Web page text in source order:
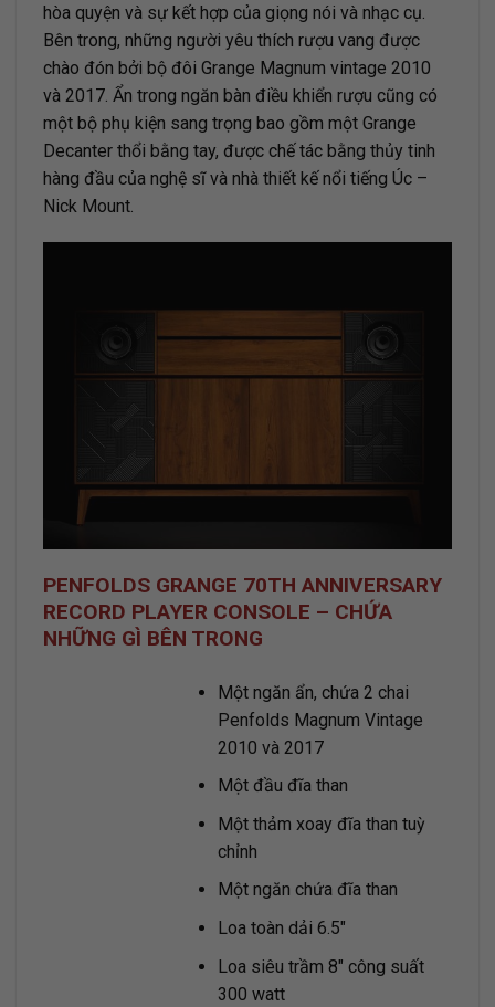
hòa quyện và sự kết hợp của giọng nói và nhạc cụ.
Bên trong, những người yêu thích rượu vang được
chào đón bởi bộ đôi Grange Magnum vintage 2010
và 2017. Ẩn trong ngăn bàn điều khiển rượu cũng có
một bộ phụ kiện sang trọng bao gồm một Grange
Decanter thổi bằng tay, được chế tác bằng thủy tinh
hàng đầu của nghệ sĩ và nhà thiết kế nổi tiếng Úc –
Nick Mount.
PENFOLDS GRANGE 70TH ANNIVERSARY
RECORD PLAYER CONSOLE – CHỨA
NHỮNG GÌ BÊN TRONG
Một ngăn ẩn, chứa 2 chai
Penfolds Magnum Vintage
2010 và 2017
Một đầu đĩa than
Một thảm xoay đĩa than tuỳ
chỉnh
Một ngăn chứa đĩa than
Loa toàn dải 6.5″
Loa siêu trầm 8″ công suất
300 watt